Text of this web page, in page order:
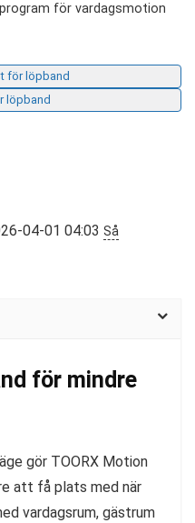
för vardagsmotion
för löpband
löpband
04-01 04:03 Så
för mindre
gör TOORX Motion
att få plats med när
vardagsrum, gästrum